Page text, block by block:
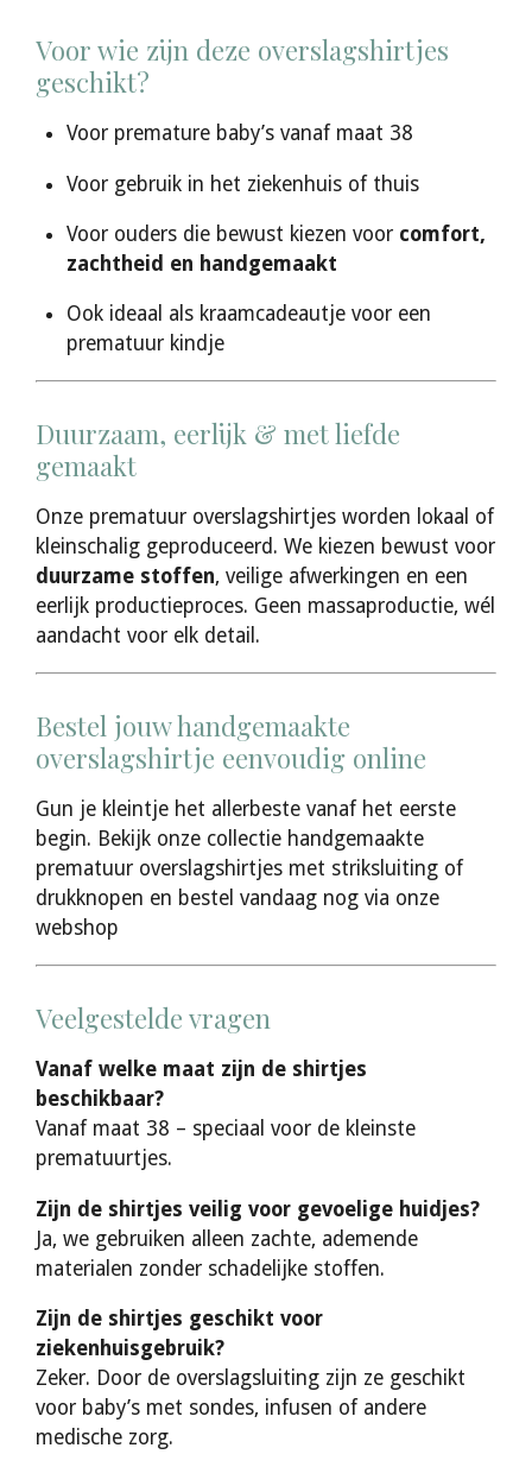
Voor wie zijn deze overslagshirtjes
geschikt?
Voor premature baby’s vanaf maat 38
Voor gebruik in het ziekenhuis of thuis
Voor ouders die bewust kiezen voor comfort,
zachtheid en handgemaakt
Ook ideaal als kraamcadeautje voor een
prematuur kindje
Duurzaam, eerlijk & met liefde
gemaakt
Onze prematuur overslagshirtjes worden lokaal of
kleinschalig geproduceerd. We kiezen bewust voor
duurzame stoffen, veilige afwerkingen en een
eerlijk productieproces. Geen massaproductie, wél
aandacht voor elk detail.
Bestel jouw handgemaakte
overslagshirtje eenvoudig online
Gun je kleintje het allerbeste vanaf het eerste
begin. Bekijk onze collectie handgemaakte
prematuur overslagshirtjes met striksluiting of
drukknopen en bestel vandaag nog via onze
webshop
Veelgestelde vragen
Vanaf welke maat zijn de shirtjes
beschikbaar?
Vanaf maat 38 – speciaal voor de kleinste
prematuurtjes.
Zijn de shirtjes veilig voor gevoelige huidjes?
Ja, we gebruiken alleen zachte, ademende
materialen zonder schadelijke stoffen.
Zijn de shirtjes geschikt voor
ziekenhuisgebruik?
Zeker. Door de overslagsluiting zijn ze geschikt
voor baby’s met sondes, infusen of andere
medische zorg.